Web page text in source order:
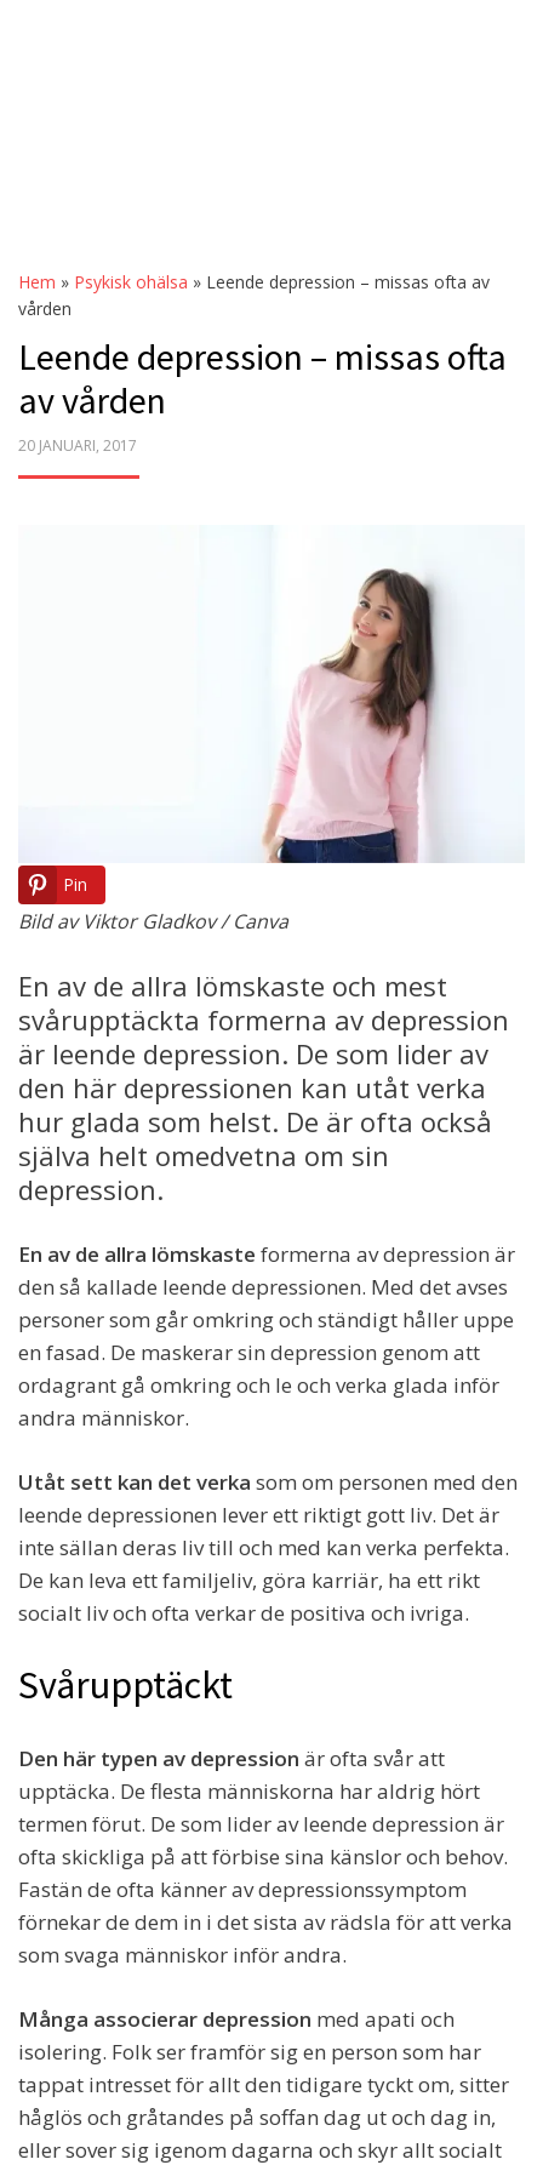
Hem » Psykisk ohälsa » Leende depression – missas ofta av
vården
Leende depression – missas ofta
av vården
POSTED
20 JANUARI, 2017
Pin
Bild av Viktor Gladkov / Canva
En av de allra lömskaste och mest
svårupptäckta formerna av depression
är leende depression. De som lider av
den här depressionen kan utåt verka
hur glada som helst. De är ofta också
själva helt omedvetna om sin
depression.
En av de allra lömskaste formerna av depression är
den så kallade leende depressionen. Med det avses
personer som går omkring och ständigt håller uppe
en fasad. De maskerar sin depression genom att
ordagrant gå omkring och le och verka glada inför
andra människor.
Utåt sett kan det verka som om personen med den
leende depressionen lever ett riktigt gott liv. Det är
inte sällan deras liv till och med kan verka perfekta.
De kan leva ett familjeliv, göra karriär, ha ett rikt
socialt liv och ofta verkar de positiva och ivriga.
Svårupptäckt
Den här typen av depression är ofta svår att
upptäcka. De flesta människorna har aldrig hört
termen förut. De som lider av leende depression är
ofta skickliga på att förbise sina känslor och behov.
Fastän de ofta känner av depressionssymptom
förnekar de dem in i det sista av rädsla för att verka
som svaga människor inför andra.
Många associerar depression med apati och
isolering. Folk ser framför sig en person som har
tappat intresset för allt den tidigare tyckt om, sitter
håglös och gråtandes på soffan dag ut och dag in,
eller sover sig igenom dagarna och skyr allt socialt